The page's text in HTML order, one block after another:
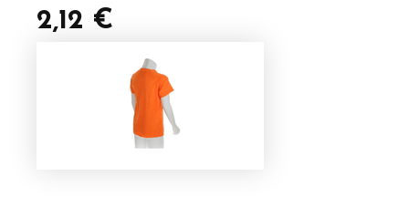
2,12 €